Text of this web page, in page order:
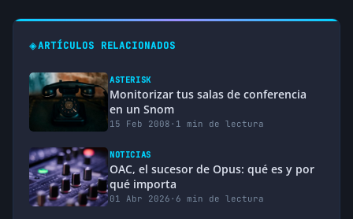
◈ARTÍCULOS RELACIONADOS
ASTERISK
Monitorizar tus salas de conferencia
en un Snom
15 Feb 2008 · 1 min de lectura
NOTICIAS
OAC, el sucesor de Opus: qué es y por
qué importa
01 Abr 2026 · 6 min de lectura